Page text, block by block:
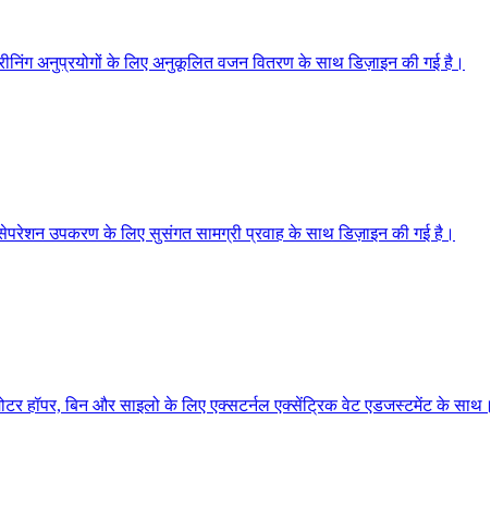
अनुप्रयोगों के लिए अनुकूलित वजन वितरण के साथ डिज़ाइन की गई है।
उपकरण के लिए सुसंगत सामग्री प्रवाह के साथ डिज़ाइन की गई है।
हॉपर, बिन और साइलो के लिए एक्सटर्नल एक्सेंट्रिक वेट एडजस्टमेंट के साथ।